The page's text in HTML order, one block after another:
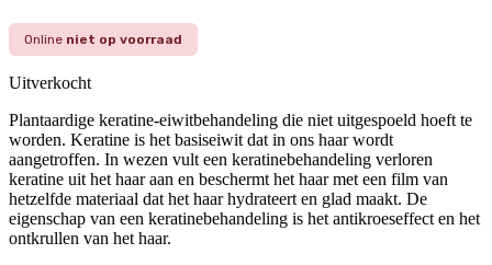
Online niet op voorraad
Uitverkocht
Plantaardige keratine-eiwitbehandeling die niet uitgespoeld hoeft te
worden. Keratine is het basiseiwit dat in ons haar wordt
aangetroffen. In wezen vult een keratinebehandeling verloren
keratine uit het haar aan en beschermt het haar met een film van
hetzelfde materiaal dat het haar hydrateert en glad maakt. De
eigenschap van een keratinebehandeling is het antikroeseffect en het
ontkrullen van het haar.